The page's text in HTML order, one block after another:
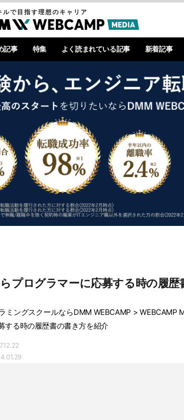
で目指す理想のキャリア
記事 特集 よく読まれている記事 新着記事
プログラマーに応募する時の履歴
ミングスクールならDMM WEBCAMP >WEBCAMP
する時の履歴書の書き方を紹介